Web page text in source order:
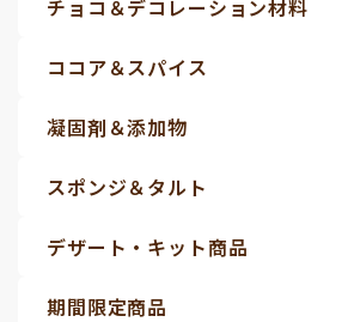
チョコ＆デコレーション材料
ココア＆スパイス
凝固剤＆添加物
スポンジ＆タルト
デザート・キット商品
期間限定商品